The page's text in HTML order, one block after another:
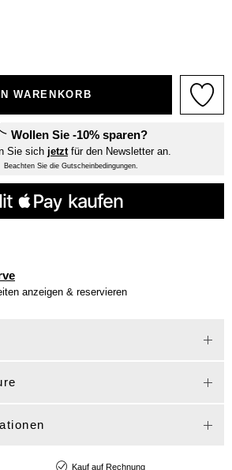
WARENKORB
Wollen Sie -10% sparen?
Sie sich jetztfür den Newsletter an.
Beachten Sie die Gutscheinbedingungen.
anzeigen & reservieren
Kauf auf Rechnung